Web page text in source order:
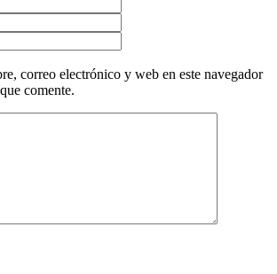
correo electrónico y web en este navegador
comente.